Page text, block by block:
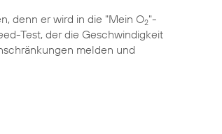
denn er wird in die "Mein O2"-
Test, der die Geschwindigkeit
melden und